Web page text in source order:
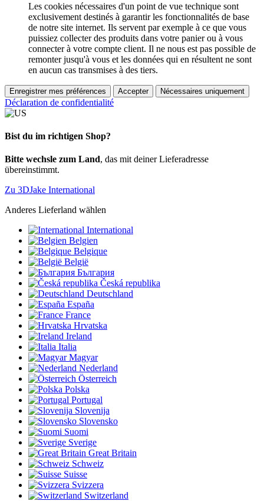
Les cookies nécessaires d'un point de vue technique sont
exclusivement destinés à garantir les fonctionnalités de base
de notre site internet. Ils servent par exemple à ce que vous
puissiez collecter des produits dans votre panier ou à vous
connecter à votre compte client. Il ne nous est pas possible de
remonter jusqu'à vous et les données qui en résultent ne sont
en aucun cas transmises à des tiers.
Enregistrer mes préférences Accepter Nécessaires uniquement
Déclaration de confidentialité
Bist du im richtigen Shop?
Bitte wechsle zum Land, das mit deiner Lieferadresse
übereinstimmt.
Zu 3DJake International
Anderes Lieferland wählen
International
Belgien
Belgique
België
България
Česká republika
Deutschland
España
France
Hrvatska
Ireland
Italia
Magyar
Nederland
Österreich
Polska
Portugal
Slovenija
Slovensko
Suomi
Sverige
Great Britain
Schweiz
Suisse
Svizzera
Switzerland